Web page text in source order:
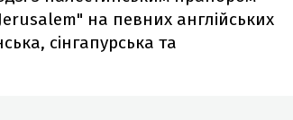
на певних англійських
сінгапурська та